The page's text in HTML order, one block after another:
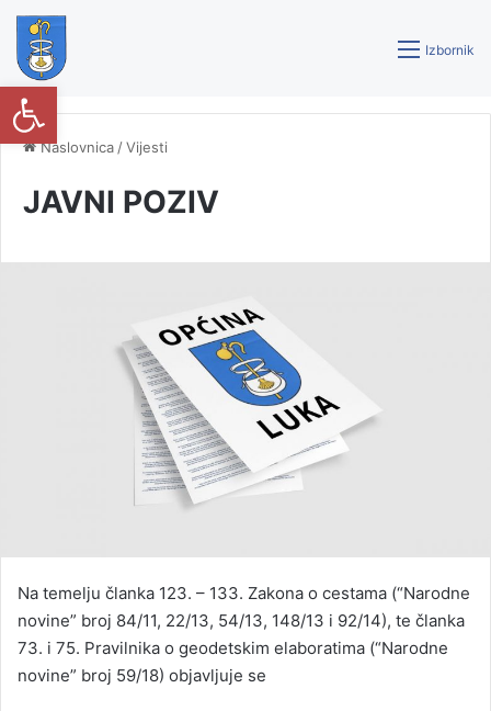
Izbornik
Naslovnica /Vijesti
JAVNI POZIV
Na temelju članka 123. – 133. Zakona o cestama (“Narodne
novine” broj 84/11, 22/13, 54/13, 148/13 i 92/14), te članka
73. i 75. Pravilnika o geodetskim elaboratima (“Narodne
novine” broj 59/18) objavljuje se
Open toolbar